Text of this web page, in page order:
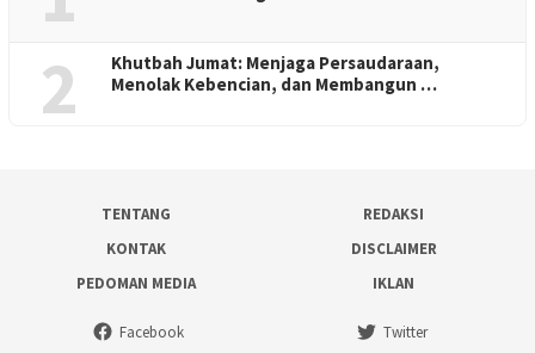
2
Khutbah Jumat: Menjaga Persaudaraan,
Menolak Kebencian, dan Membangun …
TENTANG
REDAKSI
KONTAK
DISCLAIMER
PEDOMAN MEDIA
IKLAN
Facebook Twitter